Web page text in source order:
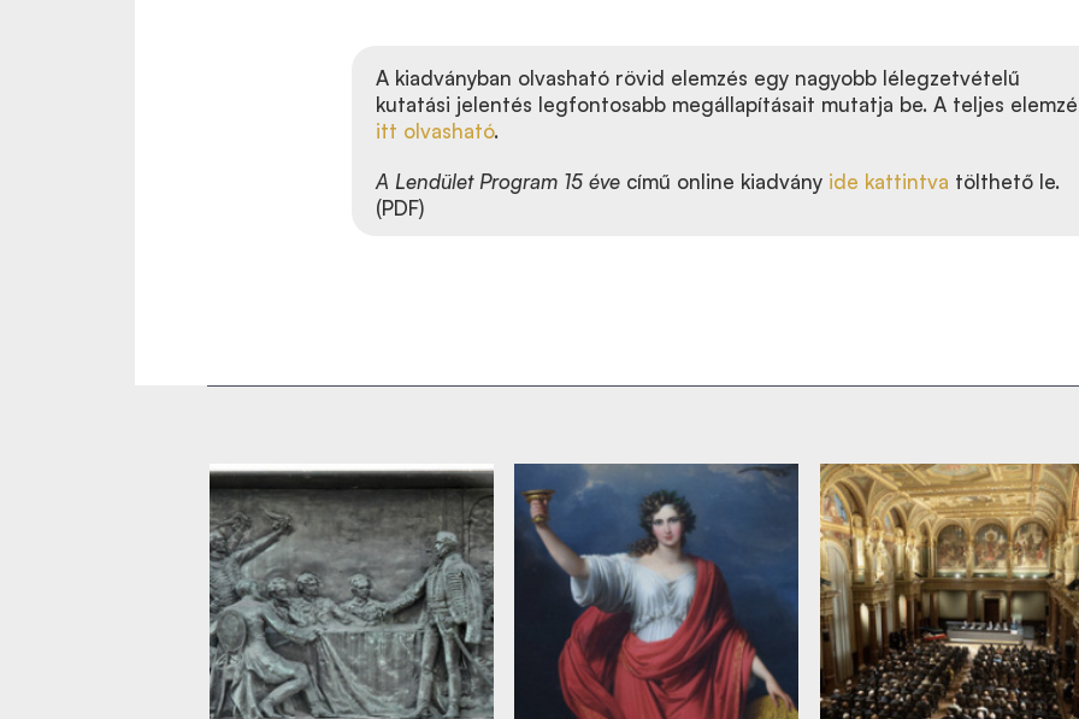
A kiadványban olvasható rövid elemzés egy nagyobb lélegzetvételű
kutatási jelentés legfontosabb megállapításait mutatja be. A teljes
itt olvasható.
A Lendület Program 15 éve című online kiadvány ide kattintva tölthető le.
(PDF)